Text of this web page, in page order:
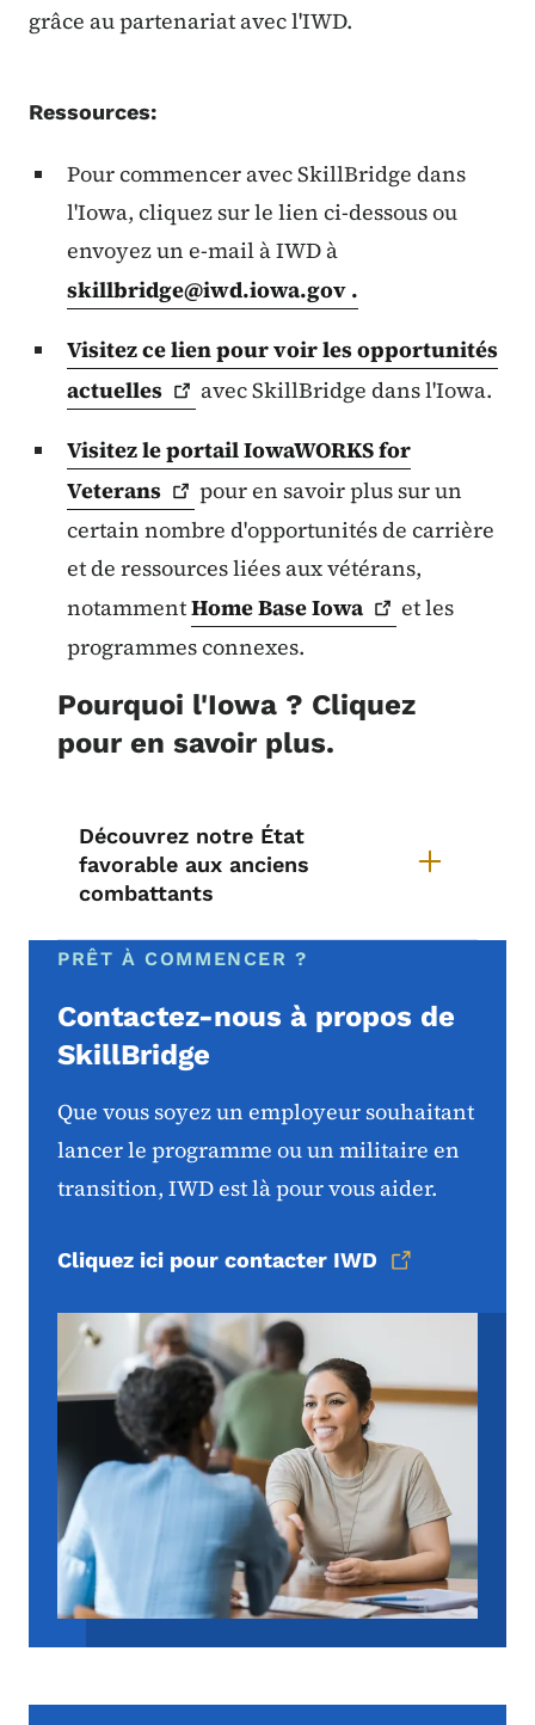
grâce au partenariat avec l'IWD.
Ressources:
Pour commencer avec SkillBridge dans
l'Iowa, cliquez sur le lien ci-dessous ou
envoyez un e-mail à IWD à
skillbridge@iwd.iowa.gov .
Visitez ce lien pour voir les opportunités
actuelles
avec SkillBridge dans l'Iowa.
Visitez le portail IowaWORKS for
Veterans
pour en savoir plus sur un
certain nombre d'opportunités de carrière
et de ressources liées aux vétérans,
notammentHome BaseIowa
et les
programmes connexes.
Pourquoi l'Iowa ? Cliquez
pour en savoir plus.
Découvrez notre État
favorable aux anciens
combattants
PRÊT À COMMENCER ?
Contactez-nous à propos de
SkillBridge
Que vous soyez un employeur souhaitant
lancer le programme ou un militaire en
transition, IWD est là pour vous aider.
Cliquez ici pour contacter IWD